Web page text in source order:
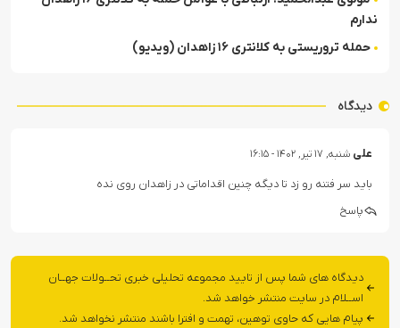
ندارم
حمله تروریستی به کلانتری ۱۶ زاهدان (ویدیو)
دیدگاه
علی شنبه, ۱۷ تیر, ۱۴۰۲ - ۱۶:۱۵
باید سر فتنه رو زد تا دیگه چنین اقداماتی در زاهدان روی نده
پاسخ
دیدگاه های شما پس از تایید مجموعه تحلیلی خبری تحــولات جهــان
اســلام در سایت منتشر خواهد شد.
پیام هایی که حاوی توهین، تهمت و افترا باشند منتشر نخواهد شد.